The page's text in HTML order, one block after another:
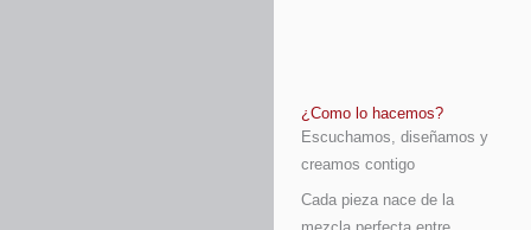
¿Como lo hacemos?
Escuchamos, diseñamos y
creamos contigo
Cada pieza nace de la